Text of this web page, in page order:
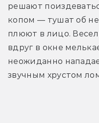
решают
копом — тушат об
плюют в лицо.
вдруг в окне
неожиданно
звучным хрустом